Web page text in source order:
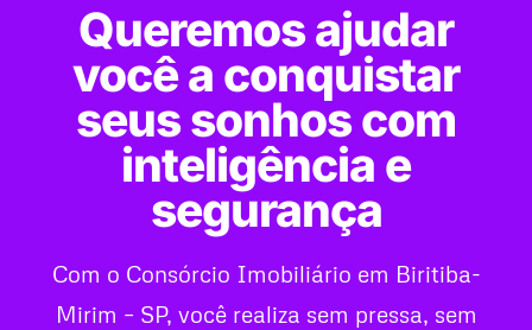
Queremos ajudar
você a conquistar
seus sonhos com
inteligência e
segurança
Com o Consórcio Imobiliário em Biritiba-
Mirim – SP, você realiza sem pressa, sem